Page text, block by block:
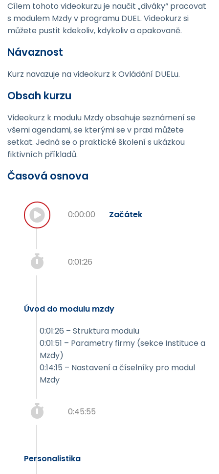
Cílem tohoto videokurzu je naučit „diváky“ pracovat
s modulem Mzdy v programu DUEL. Videokurz si
můžete pustit kdekoliv, kdykoliv a opakovaně.
Návaznost
Kurz navazuje na videokurz k Ovládání DUELu.
Obsah kurzu
Videokurz k modulu Mzdy obsahuje seznámení se
všemi agendami, se kterými se v praxi můžete
setkat. Jedná se o praktické školení s ukázkou
fiktivních příkladů.
Časová osnova
0:00:00 Začátek
0:01:26
Úvod do modulu mzdy
0:01:26 – Struktura modulu
0:01:51 – Parametry firmy (sekce Instituce a
Mzdy)
0:14:15 – Nastavení a číselníky pro modul
Mzdy
0:45:55
Personalistika